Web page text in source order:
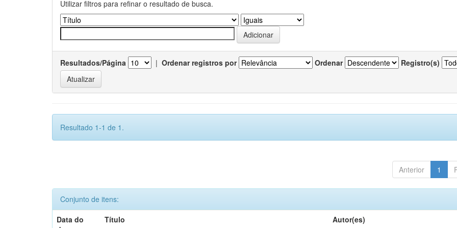
Utilizar filtros para refinar o resultado de busca.
Resultados/Página | Ordenar registros por Ordenar Registro(s)
Resultado 1-1 de 1.
Anterior 1
Conjunto de itens:
Data do
Título Autor(es)